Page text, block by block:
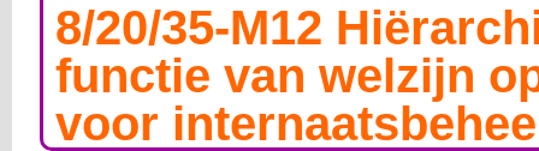
8/20/35-M12
functie van welzijn
voor